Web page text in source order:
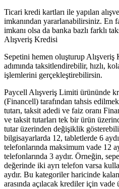
Ticari kredi kartları ile yapılan
imkanından yararlanabilirsiniz. En
imkanı olsa da banka bazlı farklı
Alışveriş Kredisi
Sepetini hemen oluşturup Alışveriş
adımında taksitlendirebilir, hızlı,
işlemlerini gerçekleştirebilirsin.
Paycell Alışveriş Limiti ürününde
(Financell) tarafından tahsis
tutarı, taksit adedi ve faiz oranı
ve taksit tutarları tek bir ürün
tutar üzerinden değişiklik
bilgisayarlarda 12, tabletlerde 6
telefonlarında maksimum vade 12
telefonlarında 3 aydır. Örneğin,
değerinde iki ayrı telefon varsa
aydır. Bu kategoriler haricinde
arasında açılacak krediler için vade